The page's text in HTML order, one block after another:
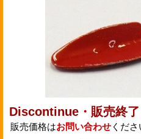
Discontinue・販売終了
販売価格はお問い合わせ くださ